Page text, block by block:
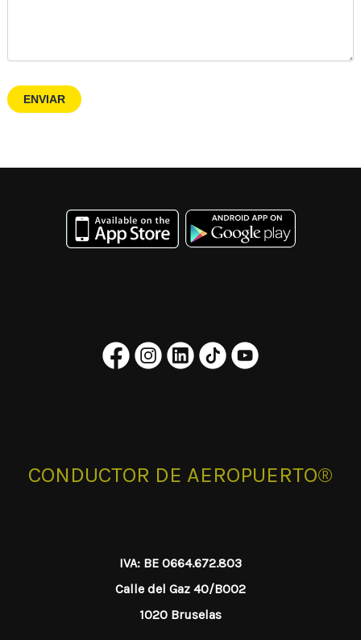
ENVIAR
CONDUCTOR DE AEROPUERTO®
IVA: BE 0664.672.803
Calle del Gaz 40/B002
1020 Bruselas